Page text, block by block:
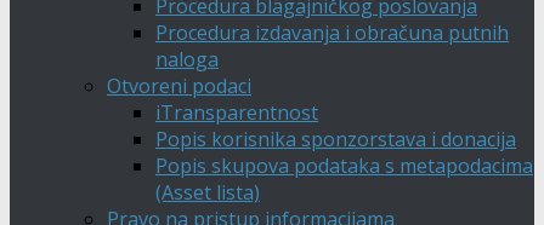
Procedura blagajničkog poslovanja
Procedura izdavanja i obračuna putnih
naloga
Otvoreni podaci
iTransparentnost
Popis korisnika sponzorstava i donacija
Popis skupova podataka s metapodacima
(Asset lista)
Pravo na pristup informacijama